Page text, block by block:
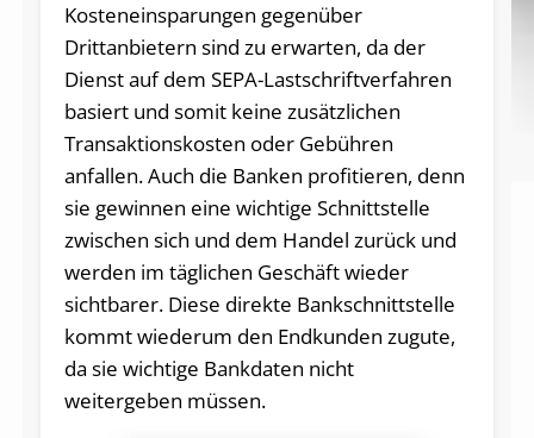
Kosteneinsparungen gegenüber
Drittanbietern sind zu erwarten, da der
Dienst auf dem SEPA-Lastschriftverfahren
basiert und somit keine zusätzlichen
Transaktionskosten oder Gebühren
anfallen. Auch die Banken profitieren, denn
sie gewinnen eine wichtige Schnittstelle
zwischen sich und dem Handel zurück und
werden im täglichen Geschäft wieder
sichtbarer. Diese direkte Bankschnittstelle
kommt wiederum den Endkunden zugute,
da sie wichtige Bankdaten nicht
weitergeben müssen.